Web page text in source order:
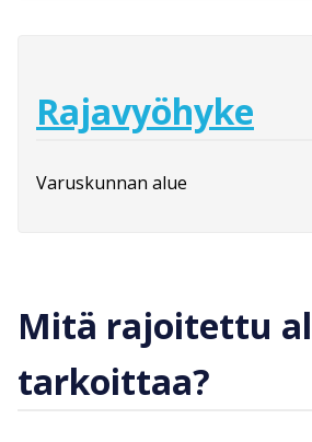
Rajavyöhyke
Varuskunnan alue
Mitä rajoitettu
tarkoittaa?